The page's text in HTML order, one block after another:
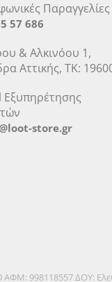
Παραγγελίες
57 686
& Αλκινόου 1,
Αττικής, ΤΚ:
Εξυπηρέτησης
store.gr
998118557 ΔΟΥ: